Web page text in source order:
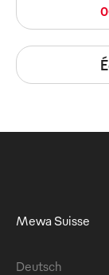
Mewa Suisse
Deutsch